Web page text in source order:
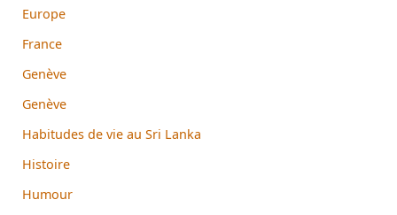
Europe
France
Genève
Genève
Habitudes de vie au Sri Lanka
Histoire
Humour